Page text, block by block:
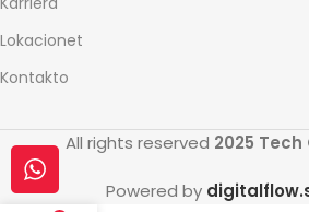
Lokacionet
Kontakto
All rights reserved 2025
Powered by